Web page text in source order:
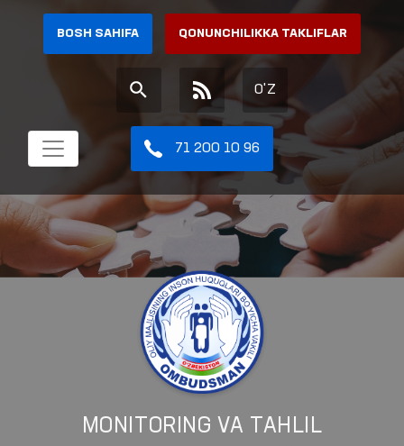
BOSH SAHIFA QONUNCHILIKKA TAKLIFLAR
O'Z
71 200 10 96
MONITORING VA TAHLIL